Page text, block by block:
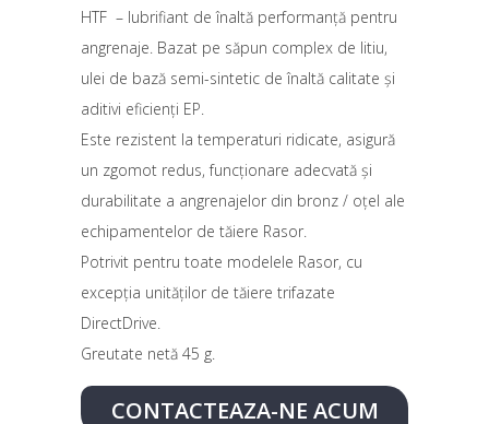
HTF – lubrifiant de înaltă performanță pentru
angrenaje. Bazat pe săpun complex de litiu,
ulei de bază semi-sintetic de înaltă calitate și
aditivi eficienți EP.
Este rezistent la temperaturi ridicate, asigură
un zgomot redus, funcționare adecvată și
durabilitate a angrenajelor din bronz / oțel ale
echipamentelor de tăiere Rasor.
Potrivit pentru toate modelele Rasor, cu
excepția unităților de tăiere trifazate
DirectDrive.
Greutate netă 45 g.
CONTACTEAZA-NE ACUM